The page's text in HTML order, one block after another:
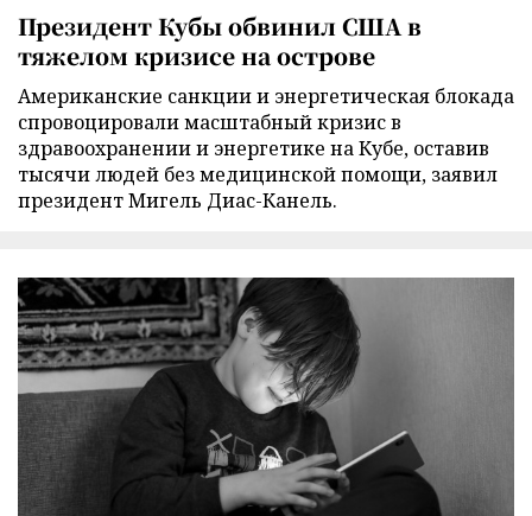
Президент Кубы обвинил США в
тяжелом кризисе на острове
Американские санкции и энергетическая блокада
спровоцировали масштабный кризис в
здравоохранении и энергетике на Кубе, оставив
тысячи людей без медицинской помощи, заявил
президент Мигель Диас-Канель.